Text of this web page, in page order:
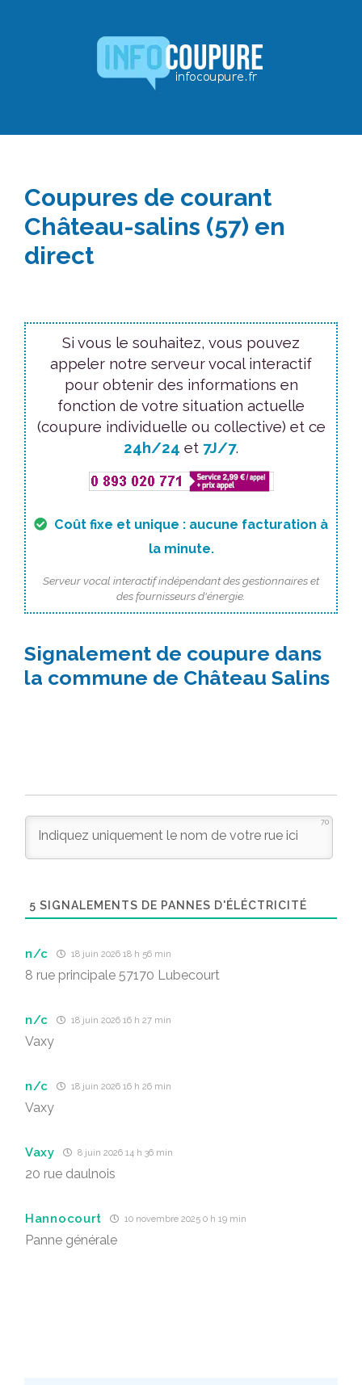
Coupures de courant
Château-salins (57) en
direct
Si vous le souhaitez, vous pouvez
appeler notre serveur vocal interactif
pour obtenir des informations en
fonction de votre situation actuelle
(coupure individuelle ou collective) et ce
24h/24 et 7J/7.
Coût fixe et unique : aucune facturation à
la minute.
Serveur vocal interactif indépendant des gestionnaires et
des fournisseurs d'énergie.
Signalement de coupure dans
la commune de Château Salins
70
5 SIGNALEMENTS DE PANNES D'ÉLÉCTRICITÉ
n/c 18 juin 2026 18 h 56 min
8 rue principale 57170 Lubecourt
n/c 18 juin 2026 16 h 27 min
Vaxy
n/c 18 juin 2026 16 h 26 min
Vaxy
Vaxy 8 juin 2026 14 h 36 min
20 rue daulnois
Hannocourt 10 novembre 2025 0 h 19 min
Panne générale